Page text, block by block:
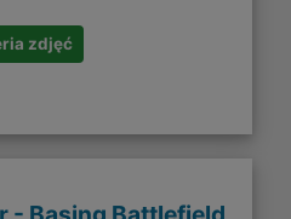
zdjęć